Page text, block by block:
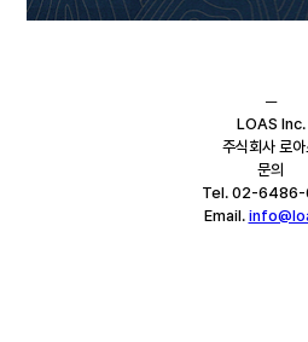
─
LOAS Inc.
주식회사 로
문의
Tel. 02-6486-
Email.